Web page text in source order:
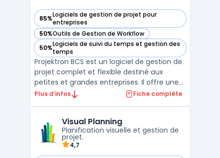
85%Logiciels de gestion de projet pour
entreprises
— voir Projektron BCS dans cette catégorie
50%Outils de Gestion de Workflow
— voir Projektron BCS dans cette catégorie
50%Logiciels de suivi du temps et gestion des
temps
— voir Projektron BCS dans cette catégorie
Projektron BCS est un logiciel de gestion de
projet complet et flexible destiné aux
petites et grandes entreprises. Il offre une
gamme complète de fonctionnalités de
des ressources et des budgets. Projektron B
Plus d’infos Fiche complète
Visual Planning
Planification visuelle et gestion de
projet.
4,7